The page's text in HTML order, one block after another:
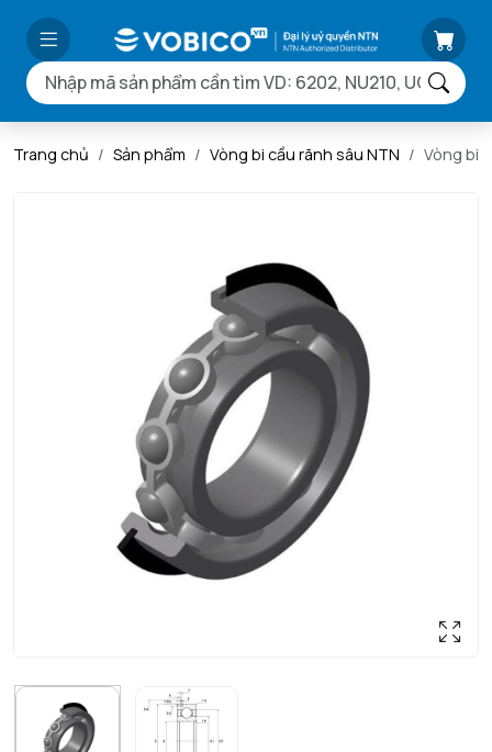
Trang chủ Sản phẩm Vòng bi cầu rãnh sâu NTN Vòng bi